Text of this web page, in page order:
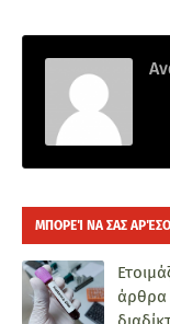
ΜΠΟΡΕΊ ΝΑ ΣΑΣ
άρθρα